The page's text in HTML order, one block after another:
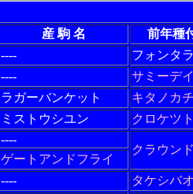
産 駒 名
前年種
----
フォンタ
----
サミーデ
ラガーバンケット
キタノカ
ミストウシユン
クロケツ
----
クラウン
ゲートアンドフライ
---- タケシバ